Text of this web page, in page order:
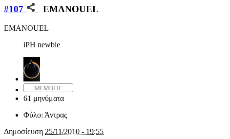
#107 EMANOUEL
EMANOUEL
iPH newbie
61 μηνύματα
Φύλο: Άντρας
Δημοσίευση 25/11/2010 - 19:55